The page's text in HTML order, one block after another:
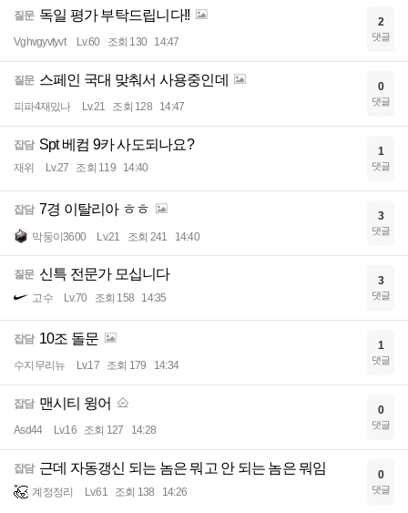
질문 독일 평가 부탁드립니다!!
Vghvgyvtyvt Lv.60 조회 130 14:47
2
댓글
질문 스페인 국대 맞춰서 사용중인데
피파4재밌나 Lv.21 조회 128 14:47
0
댓글
잡담 Spt 베컴 9카 사도되나요?
재위 Lv.27 조회 119 14:40
1
댓글
잡담 7경 이탈리아 ㅎㅎ
막둥이3600 Lv.21 조회 241 14:40
3
댓글
질문 신특 전문가 모십니다
고수 Lv.70 조회 158 14:35
3
댓글
잡담 10조 돌문
수지무리뉴 Lv.17 조회 179 14:34
1
댓글
잡담 맨시티 윙어
Asd44 Lv.16 조회 127 14:28
0
댓글
잡담 근데 자동갱신 되는 놈은 뭐고 안 되는 놈은 뭐임
계정정리 Lv.61 조회 138 14:26
0
댓글